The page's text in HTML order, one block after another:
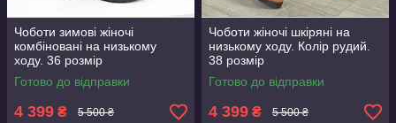
Чоботи зимові жіночі
комбіновані на низькому
ходу. 36 розмір
Готово до відправки
4 399 ₴ 5 500 ₴
Чоботи жіночі шкіряні на
низькому ходу. Колір рудий.
38 розмір
Готово до відправки
4 399 ₴ 5 500 ₴